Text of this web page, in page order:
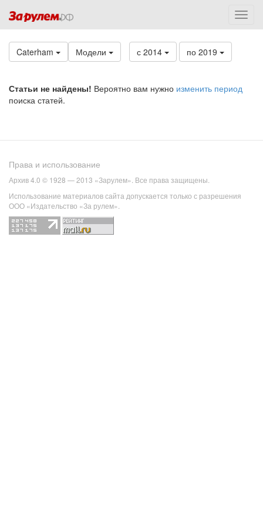
Caterham Модели с 2014 по 2019
Статьи не найдены! Вероятно вам нужно изменить период
поиска статей.
Права и использование
Архив 4.0 © 1928 — 2013 «Зарулем». Все права защищены.
Использование материалов сайта допускается только с разрешения
ООО «Издательство «За рулем».